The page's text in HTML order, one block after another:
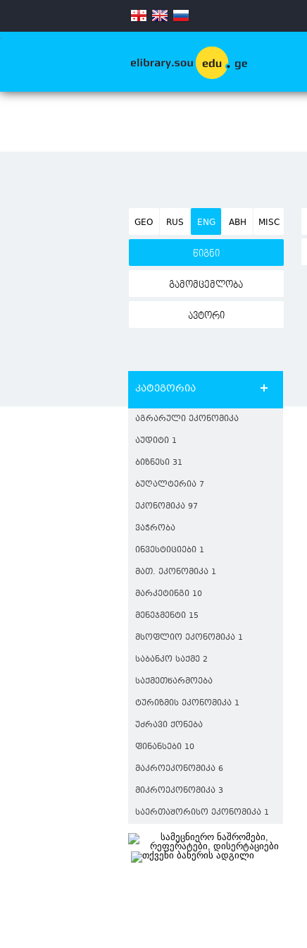
.
GEO RUS ENG ABH MISC
წიგნი
გამომცემლობა
ავტორი
კატეგორია
ᲐᲒᲠᲐᲠᲣᲚᲘ ᲔᲙᲝᲜᲝᲛᲘᲙᲐ
ᲐᲣᲓᲘᲢᲘ 1
ᲑᲘᲖᲜᲔᲡᲘ 31
ᲑᲣᲦᲐᲚᲢᲔᲠᲘᲐ 7
ᲔᲙᲝᲜᲝᲛᲘᲙᲐ 97
ᲕᲐᲭᲠᲝᲑᲐ
ᲘᲜᲕᲔᲡᲢᲘᲪᲘᲔᲑᲘ 1
ᲛᲐᲗ. ᲔᲙᲝᲜᲝᲛᲘᲙᲐ 1
ᲛᲐᲠᲙᲔᲢᲘᲜᲒᲘ 10
ᲛᲔᲜᲔᲯᲛᲔᲜᲢᲘ 15
ᲛᲡᲝᲤᲚᲘᲝ ᲔᲙᲝᲜᲝᲛᲘᲙᲐ 1
ᲡᲐᲑᲐᲜᲙᲝ ᲡᲐᲥᲛᲔ 2
ᲡᲐᲥᲛᲔᲗᲬᲐᲠᲛᲝᲔᲑᲐ
ᲢᲣᲠᲘᲖᲛᲘᲡ ᲔᲙᲝᲜᲝᲛᲘᲙᲐ 1
ᲣᲫᲠᲐᲕᲘ ᲥᲝᲜᲔᲑᲐ
ᲤᲘᲜᲐᲜᲡᲔᲑᲘ 10
ᲛᲐᲙᲠᲝᲔᲙᲝᲜᲝᲛᲘᲙᲐ 6
ᲛᲘᲙᲠᲝᲔᲙᲝᲜᲝᲛᲘᲙᲐ 3
ᲡᲐᲔᲠᲗᲐᲨᲝᲠᲘᲡᲝ ᲔᲙᲝᲜᲝᲛᲘᲙᲐ 1